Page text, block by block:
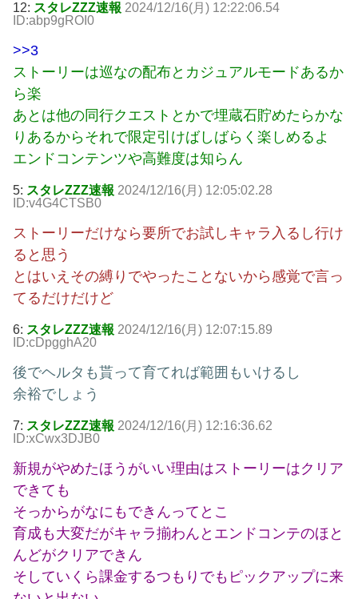
12: スタレZZZ速報 2024/12/16(月) 12:22:06.54
ID:abp9gROI0
>>3
ストーリーは巡なの配布とカジュアルモードあるか
ら楽
あとは他の同行クエストとかで埋蔵石貯めたらかな
りあるからそれで限定引けばしばらく楽しめるよ
エンドコンテンツや高難度は知らん
5: スタレZZZ速報 2024/12/16(月) 12:05:02.28
ID:v4G4CTSB0
ストーリーだけなら要所でお試しキャラ入るし行け
ると思う
とはいえその縛りでやったことないから感覚で言っ
てるだけだけど
6: スタレZZZ速報 2024/12/16(月) 12:07:15.89
ID:cDpgghA20
後でヘルタも貰って育てれば範囲もいけるし
余裕でしょう
7: スタレZZZ速報 2024/12/16(月) 12:16:36.62
ID:xCwx3DJB0
新規がやめたほうがいい理由はストーリーはクリア
できても
そっからがなにもできんってとこ
育成も大変だがキャラ揃わんとエンドコンテのほと
んどがクリアできん
そしていくら課金するつもりでもピックアップに来